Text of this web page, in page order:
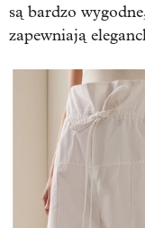
są bardzo
zapewniają